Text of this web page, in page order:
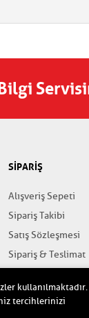
SİPARİŞ
Alışveriş Sepeti
Sipariş Takibi
Satış Sözleşmesi
Sipariş & Teslimat
Yardım
kullanılmaktadır.
tercihlerinizi